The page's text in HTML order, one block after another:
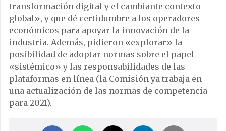
transformación digital y el cambiante contexto
global», y que dé certidumbre a los operadores
económicos para apoyar la innovación de la
industria. Además, pidieron «explorar» la
posibilidad de adoptar normas sobre el papel
«sistémico» y las responsabilidades de las
plataformas en línea (la Comisión ya trabaja en
una actualización de las normas de competencia
para 2021).